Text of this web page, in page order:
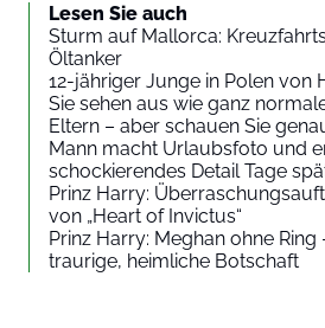
Lesen Sie auch
Sturm auf Mallorca:
Öltanker
12-jähriger Junge in Polen von
Sie sehen aus wie ganz
Eltern – aber schauen Sie
Mann macht Urlaubsfoto und
schockierendes Detail Tage
Prinz Harry:
von „Heart of Invictus“
Prinz Harry: Meghan ohne
traurige, heimliche Botschaft